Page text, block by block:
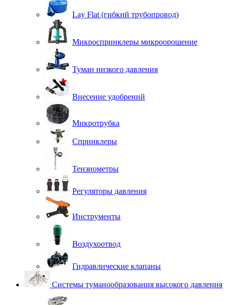
Lay Flat (гибкий трубопровод)
Микроспринклеры микроорошение
Туман низкого давления
Внесение удобрений
Микротрубка
Спринклеры
Тензиометры
Регуляторы давления
Инструменты
Воздухоотвод
Гидравлические клапаны
Системы туманообразования высокого давления